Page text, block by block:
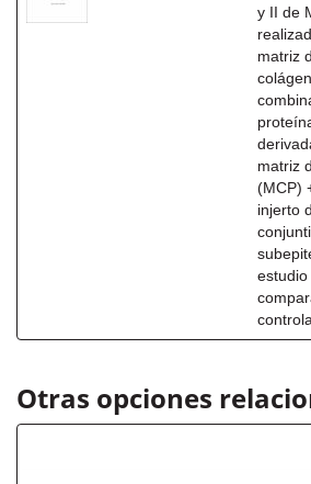
y II de
matriz
matriz
(MCP)
injerto
Otras opciones